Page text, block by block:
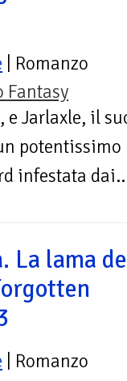
| Romanzo
Fantasy
e Jarlaxle, il
infestata
La lama
| Romanzo